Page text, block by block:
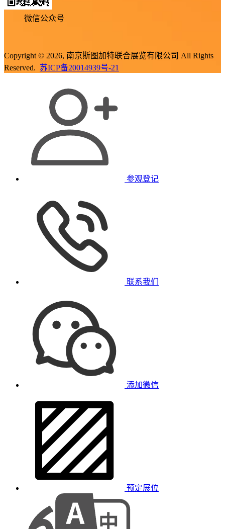
微信公众号
Copyright © 2026, 南京斯图加特联合展览有限公司 All Rights
Reserved. 苏ICP备20014939号-21
参观登记
联系我们
添加微信
预定展位